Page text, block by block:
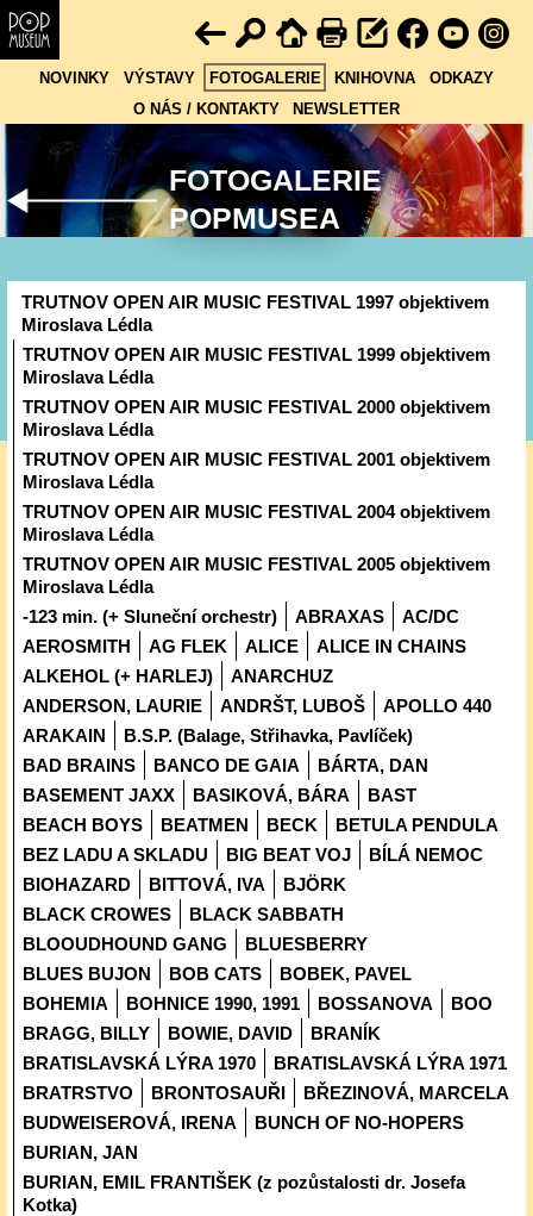
NOVINKY VÝSTAVY FOTOGALERIE KNIHOVNA
ODKAZY
O NÁS / KONTAKTY
NEWSLETTER
FOTOGALERIE
POPMUSEA
TRUTNOV OPEN AIR MUSIC FESTIVAL 1997 objektivem
Miroslava Lédla
TRUTNOV OPEN AIR MUSIC FESTIVAL 1999 objektivem
Miroslava Lédla
TRUTNOV OPEN AIR MUSIC FESTIVAL 2000 objektivem
Miroslava Lédla
TRUTNOV OPEN AIR MUSIC FESTIVAL 2001 objektivem
Miroslava Lédla
TRUTNOV OPEN AIR MUSIC FESTIVAL 2004 objektivem
Miroslava Lédla
TRUTNOV OPEN AIR MUSIC FESTIVAL 2005 objektivem
Miroslava Lédla
-123 min. (+ Sluneční orchestr)
ABRAXAS
AC/DC
AEROSMITH
AG FLEK ALICE
ALICE IN CHAINS
ALKEHOL (+ HARLEJ)
ANARCHUZ
ANDERSON, LAURIE
ANDRŠT, LUBOŠ
APOLLO 440
ARAKAIN
B.S.P. (Balage, Střihavka, Pavlíček)
BAD BRAINS
BANCO DE GAIA
BÁRTA, DAN
BASEMENT JAXX
BASIKOVÁ, BÁRA
BAST
BEACH BOYS
BEATMEN BECK
BETULA PENDULA
BEZ LADU A SKLADU
BIG BEAT VOJ
BÍLÁ NEMOC
BIOHAZARD
BITTOVÁ, IVA
BJÖRK
BLACK CROWES
BLACK SABBATH
BLOOUDHOUND GANG
BLUESBERRY
BLUES BUJON
BOB CATS
BOBEK, PAVEL
BOHEMIA
BOHNICE 1990, 1991 BOSSANOVA
BOO
BRAGG, BILLY
BOWIE, DAVID
BRANÍK
BRATISLAVSKÁ LÝRA 1970
BRATISLAVSKÁ LÝRA 1971
BRATRSTVO
BRONTOSAUŘI
BŘEZINOVÁ, MARCELA
BUDWEISEROVÁ, IRENA
BUNCH OF NO-HOPERS
BURIAN, JAN
BURIAN, EMIL FRANTIŠEK (z pozůstalosti dr. Josefa
Kotka)